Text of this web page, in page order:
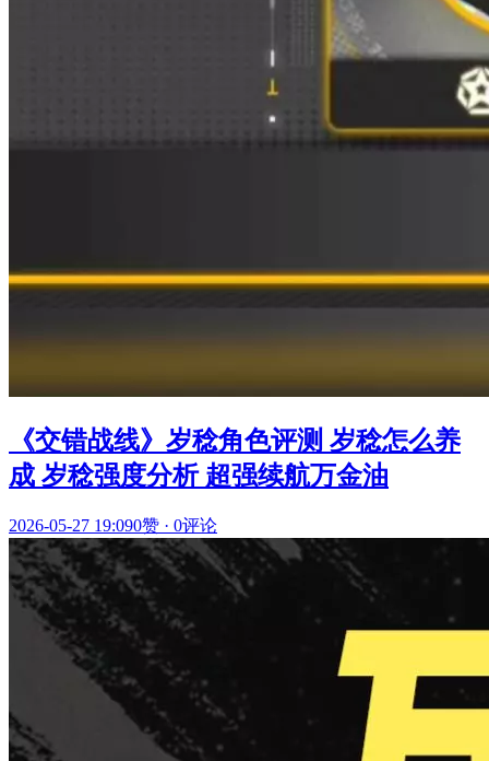
《交错战线》岁稔角色评测 岁稔怎么养
成 岁稔强度分析 超强续航万金油
2026-05-27 19:090赞 · 0评论